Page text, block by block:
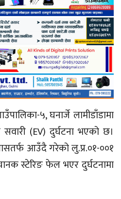
५, घनार्जे लामीडाँडामा
(EV) दुर्घटना भएको छ।
आउँदै गरेको लु.प्र.०१-००१
स्टेरिङ फेल भएर दुर्घटनामा